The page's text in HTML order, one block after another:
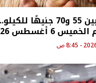
الفول البلدي بين 55 و70
6 أغسطس 2026